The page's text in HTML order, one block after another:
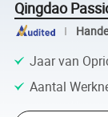
Qingdao
Jaar van
Aantal